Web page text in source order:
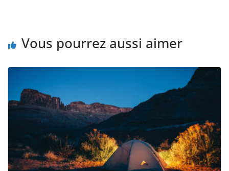
Vous pourrez aussi aimer